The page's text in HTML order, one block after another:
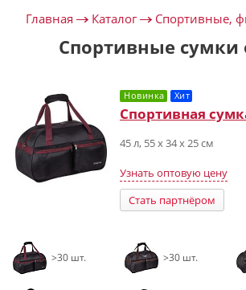
Главная Каталог Спортивные,
Спортивные сумки
Новинка Хит
Спортивная
45 л, 55 х 34 х 25 см
Узнать оптовую цену
Стать партнёром
>30 шт. >30 шт.